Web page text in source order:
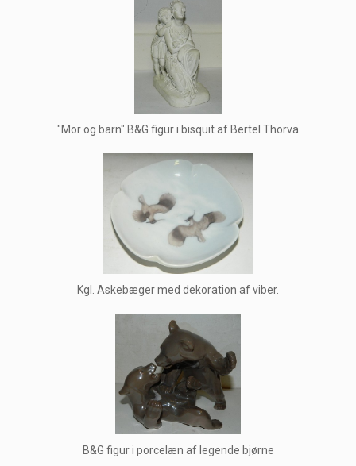
"Mor og barn" B&G figur i bisquit af Bertel Thorva
Kgl. Askebæger med dekoration af viber.
B&G figur i porcelæn af legende bjørne